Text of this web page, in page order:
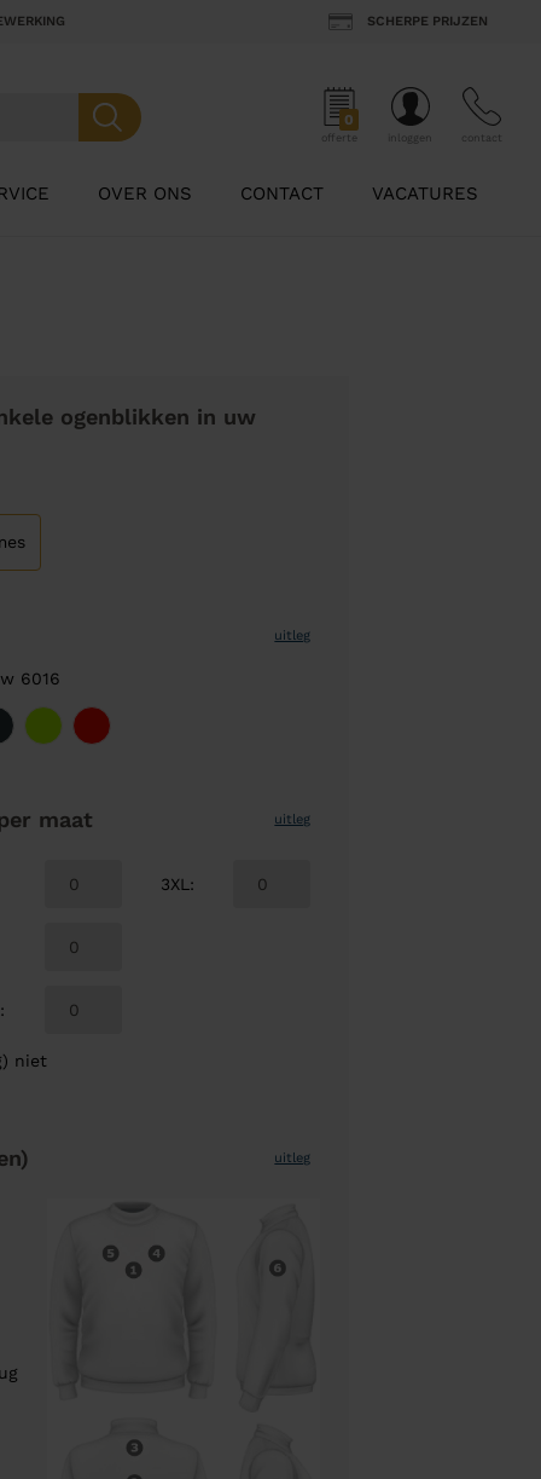
SCHERPE PRIJZEN
0
offerte inloggen contact
OVER ONS CONTACT VACATURES
ogenblikken in uw
uitleg
6016
maat uitleg
:
3XL :
niet
uitleg